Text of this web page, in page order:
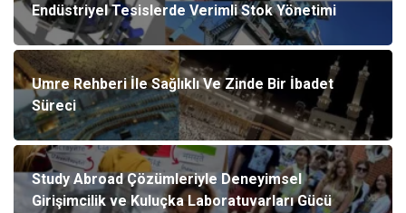
Endüstriyel Tesislerde Verimli Stok Yönetimi
Umre Rehberi İle Sağlıklı Ve Zinde Bir İbadet
Süreci
Study Abroad Çözümleriyle Deneyimsel
Girişimcilik ve Kuluçka Laboratuvarları Gücü